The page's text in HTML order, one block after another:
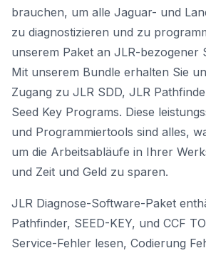
brauchen, um alle Jaguar- und
zu diagnostizieren und zu
unserem Paket an JLR-bezogener
Mit unserem Bundle erhalten Sie
Zugang zu JLR SDD, JLR
Seed Key Programs. Diese
und Programmiertools sind alles,
um die Arbeitsabläufe in Ihrer
und Zeit und Geld zu sparen.
JLR Diagnose-Software-Paket
Pathfinder, SEED-KEY, und CCF
Service-Fehler lesen, Codierung